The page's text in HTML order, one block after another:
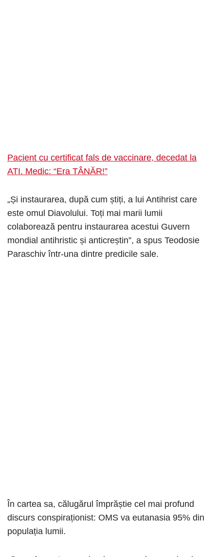
Pacient cu certificat fals de vaccinare, decedat la
ATI. Medic: “Era TÂNĂR!”
„Și instaurarea, după cum știți, a lui Antihrist care
este omul Diavolului. Toți mai marii lumii
colaborează pentru instaurarea acestui Guvern
mondial antihristic și anticreștin”, a spus Teodosie
Paraschiv într-una dintre predicile sale.
În cartea sa, călugărul împrăștie cel mai profund
discurs conspiraționist: OMS va eutanasia 95% din
populația lumii.